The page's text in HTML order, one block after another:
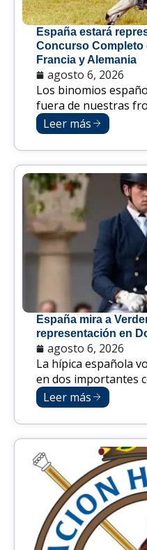
España estará
Concurso Completo
Francia y Alemania
agosto 6, 2026
Los binomios
fuera de nuestras
Leer más
España mira a
representación en
agosto 6, 2026
La hípica española
en dos importantes
Leer más